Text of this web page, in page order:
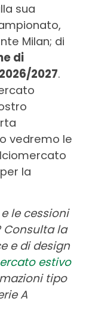
sua
Milan; di
di
2027.
vedremo le
la
le cessioni
Consulta la
e di design
estivo
tipo
A